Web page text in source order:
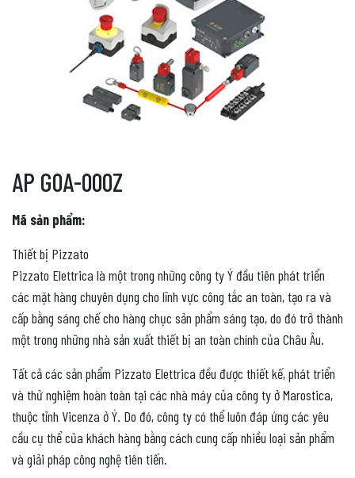
AP G0A-000Z
Mã sản phẩm:
Thiết bị Pizzato
Pizzato Elettrica là một trong những công ty Ý đầu tiên phát triển
các mặt hàng chuyên dụng cho lĩnh vực công tắc an toàn, tạo ra và
cấp bằng sáng chế cho hàng chục sản phẩm sáng tạo, do đó trở thành
một trong những nhà sản xuất thiết bị an toàn chính của Châu Âu.
Tất cả các sản phẩm Pizzato Elettrica đều được thiết kế, phát triển
và thử nghiệm hoàn toàn tại các nhà máy của công ty ở Marostica,
thuộc tỉnh Vicenza ở Ý. Do đó, công ty có thể luôn đáp ứng các yêu
cầu cụ thể của khách hàng bằng cách cung cấp nhiều loại sản phẩm
và giải pháp công nghệ tiên tiến.